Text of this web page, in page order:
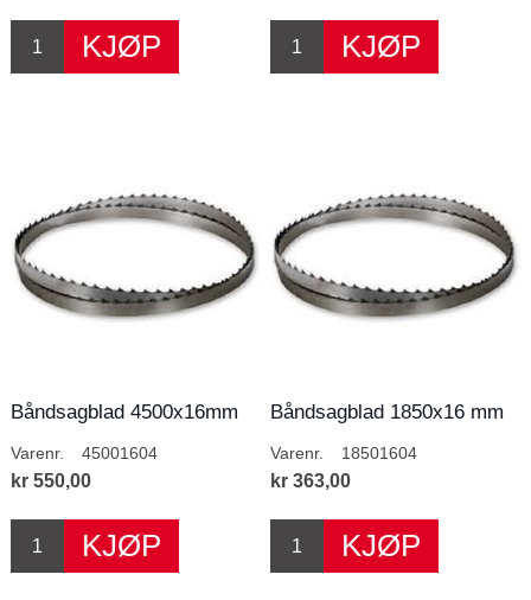
Båndsagblad 4500x16mm
Varenr. 45001604
kr 550,00
Båndsagblad 1850x16 mm
Varenr. 18501604
kr 363,00